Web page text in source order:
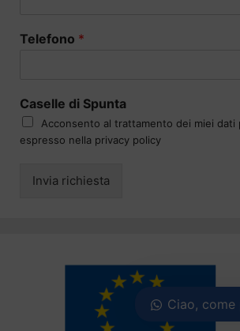
Telefono *
Caselle di Spunta
Acconsento al trattamento dei miei dati
espresso nella privacy policy
Invia richiesta
Ciao,